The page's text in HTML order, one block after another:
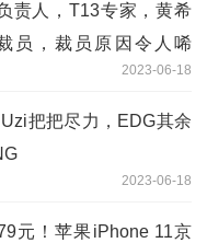
责人，T13专家，黄希
员，裁员原因令人唏
2023-06-18
把把尽力，EDG其余
2023-06-18
元！苹果iPhone 11京